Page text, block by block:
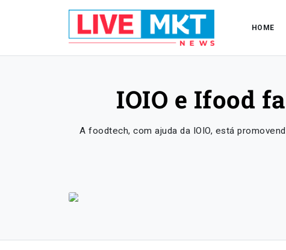
HOME
IOIO e Ifood
A foodtech, com ajuda da IOIO, está